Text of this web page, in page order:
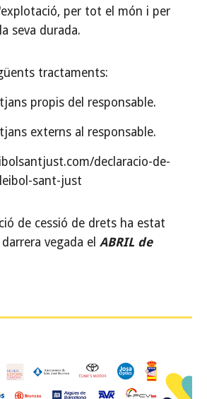
per tot el món i per
seva durada.
tractaments:
propis del responsable.
externs al responsable.
declaracio-de-
sant-just
de cessió de drets ha estat
vegada elABRIL de